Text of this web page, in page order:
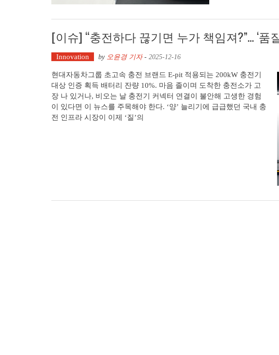
[이슈] “충전하다 끊기면 누가 책임져?”… ‘품
Innovation by 오윤경 기자- 2025-12-16
현대자동차그룹 초고속 충전 브랜드 E-pit 적용되는 200kW 충전기
대상 인증 획득 배터리 잔량 10%. 마음 졸이며 도착한 충전소가 고
장 나 있거나, 비오는 날 충전기 커넥터 연결이 불안해 고생한 경험
이 있다면 이 뉴스를 주목해야 한다. ‘양’ 늘리기에 급급했던 국내 충
전 인프라 시장이 이제 ‘질’의